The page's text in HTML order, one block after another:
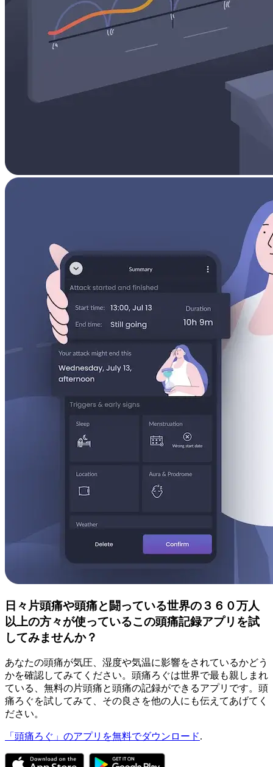
日々片頭痛や頭痛と闘っている世界の３６０万人
以上の方々が使っているこの頭痛記録アプリを試
してみませんか？
あなたの頭痛が気圧、湿度や気温に影響をされているかどう
かを確認してみてください。頭痛ろぐは世界で最も親しまれ
ている、無料の片頭痛と頭痛の記録ができるアプリです。頭
痛ろぐを試してみて、その良さを他の人にも伝えてあげてく
ださい。
「頭痛ろぐ」のアプリを無料でダウンロード.